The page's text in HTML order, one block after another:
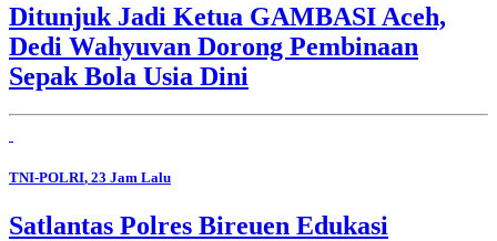
Ditunjuk Jadi Ketua GAMBASI Aceh,
Dedi Wahyuvan Dorong Pembinaan
Sepak Bola Usia Dini
TNI-POLRI, 23 Jam Lalu
Satlantas Polres Bireuen Edukasi